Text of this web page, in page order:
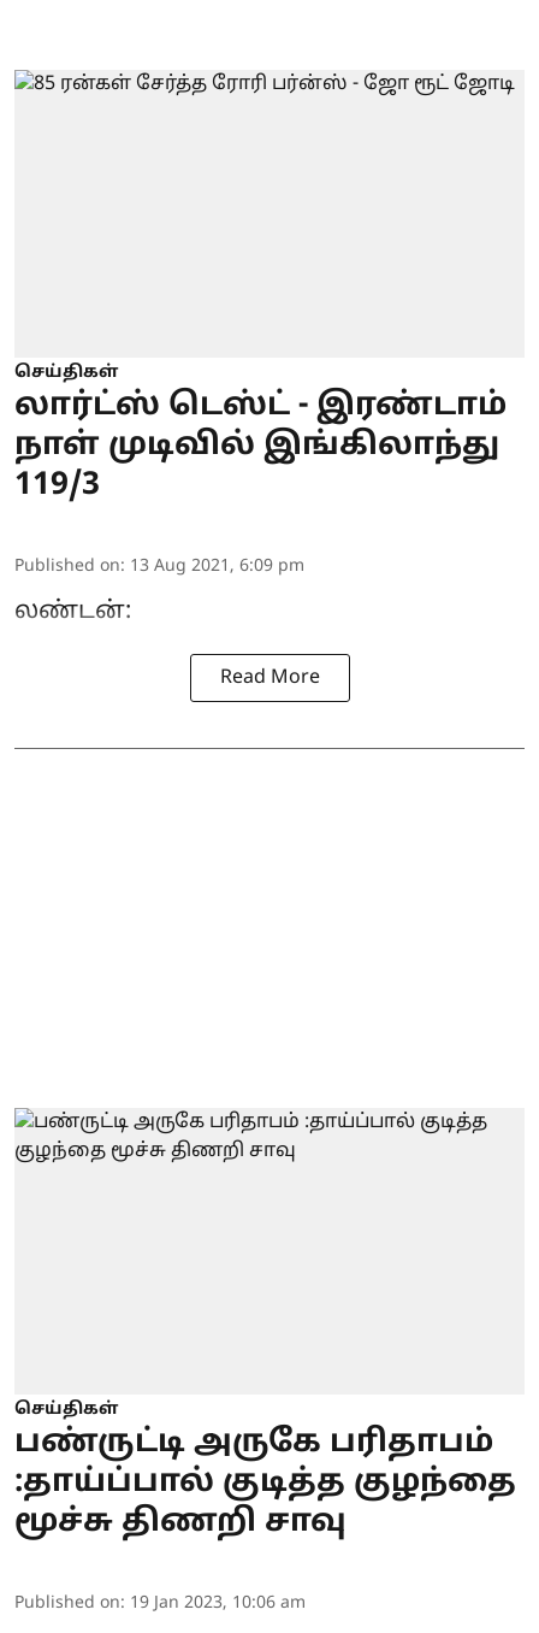
செய்திகள்
லார்ட்ஸ் டெஸ்ட் - இரண்டாம்
நாள் முடிவில் இங்கிலாந்து
119/3
Published on: 13 Aug 2021, 6:09 pm
லண்டன்:
Read More
செய்திகள்
பண்ருட்டி அருகே பரிதாபம்
:தாய்ப்பால் குடித்த குழந்தை
மூச்சு திணறி சாவு
Published on: 19 Jan 2023, 10:06 am